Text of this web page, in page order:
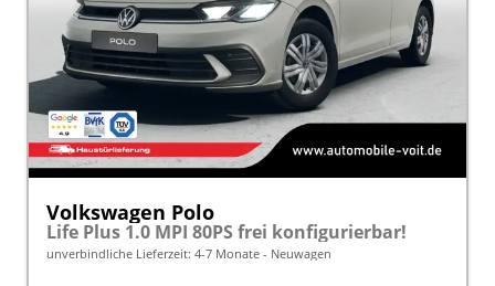
Volkswagen Polo
Life Plus 1.0 MPI 80PS frei konfigurierbar!
unverbindliche Lieferzeit: 4-7 Monate Neuwagen